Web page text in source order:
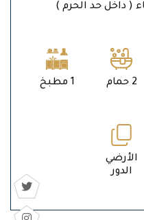
( داخل حد الحرم )
2 حمام 1 مطبخ
الأرضي
الدور